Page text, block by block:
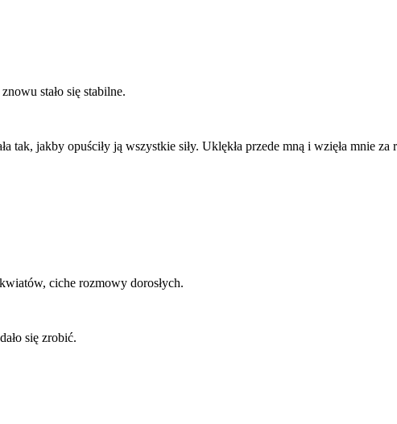
stało się stabilne.
tak, jakby opuściły ją wszystkie siły. Uklękła przede mną i wzięła mnie za
ciche rozmowy dorosłych.
się zrobić.